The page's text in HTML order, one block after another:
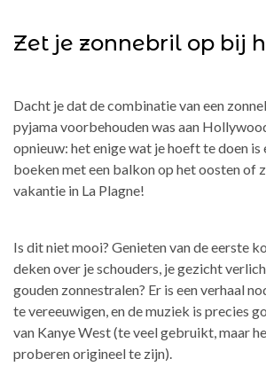
Zet je zonnebril op bij
Dacht je dat de combinatie van een
pyjama voorbehouden was aan
opnieuw: het enige wat je hoeft te doen
boeken met een balkon op het oosten of
vakantie in La Plagne!
Is dit niet mooi? Genieten van de eerste
deken over je schouders, je gezicht
gouden zonnestralen? Er is een verhaal
te vereeuwigen, en de muziek is precies
van Kanye West (te veel gebruikt, maar
proberen origineel te zijn).